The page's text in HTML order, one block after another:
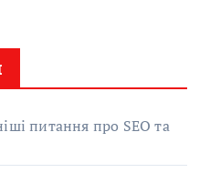
питання про SEO та